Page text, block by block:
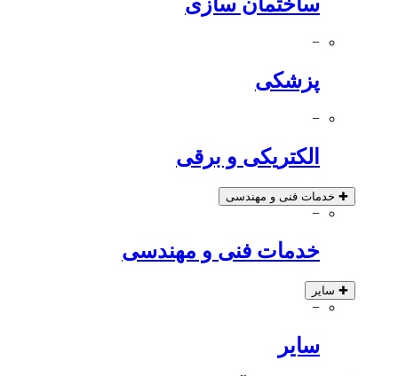
−
پزشکی
−
الکتریکی و برقی
✚ خدمات فنی و مهندسی
−
خدمات فنی و مهندسی
✚ سایر
−
سایر